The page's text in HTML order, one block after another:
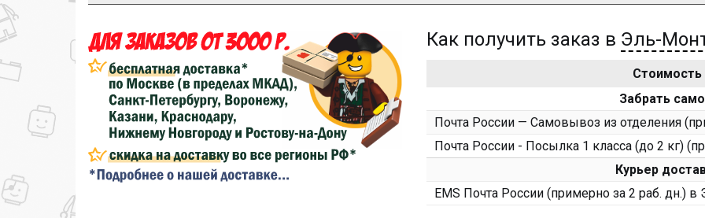
...на следующий заказ
Золотая скидка
персональная
10%
После того, как сумма Ваших заказов превысит
на все повторные заказы - 10%
(фото сборки) до 10%
Пришлите фото поэтапной сборки купленного
10% при покупке следующего набора (не дороже 10
Как получить заказ в Эль-
Стоимость
Забрать
Почта России — Самовывоз из отделения
Почта России - Посылка 1 класса (до 2 кг)
Курьер
EMS Почта России (примерно за 2 раб. дн.)